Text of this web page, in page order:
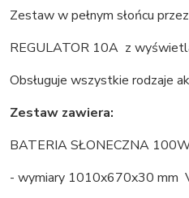
Zestaw w pełnym słońcu
REGULATOR 10A z
Obsługuje wszystkie rodzaje
Zestaw zawiera:
BATERIA SŁONECZNA
- wymiary 1010x670x30 mm